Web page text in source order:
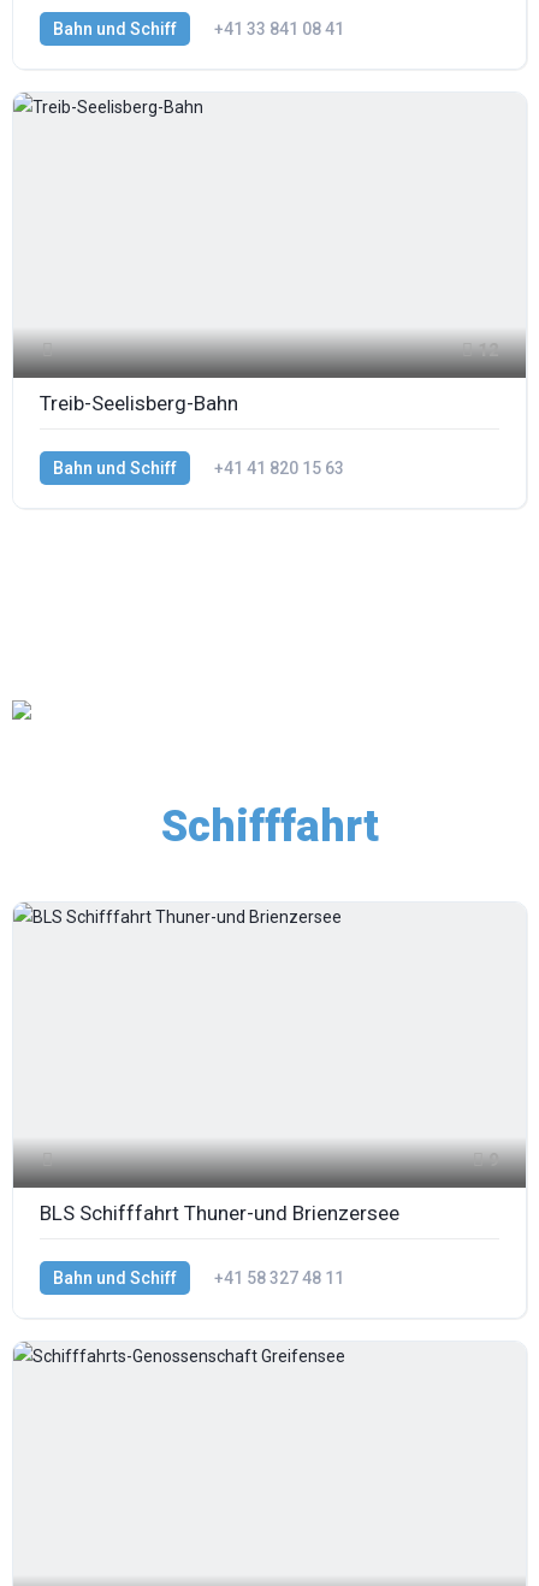
Bahn und Schiff +41 33 841 08 41
12
Treib-Seelisberg-Bahn
Bahn und Schiff +41 41 820 15 63
Schifffahrt
9
BLS Schifffahrt Thuner-und Brienzersee
Bahn und Schiff +41 58 327 48 11